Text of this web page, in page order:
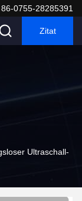
86-0755-28285391
Zitat
Ultraschall-